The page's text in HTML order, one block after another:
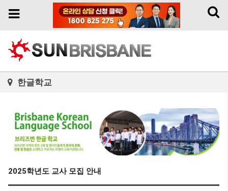
Toggle
Toggle
한글학교
2025학년도 교사 모집 안내